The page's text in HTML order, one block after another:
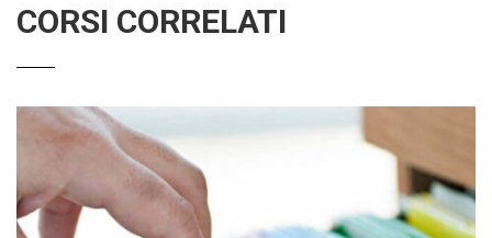
CORSI CORRELATI